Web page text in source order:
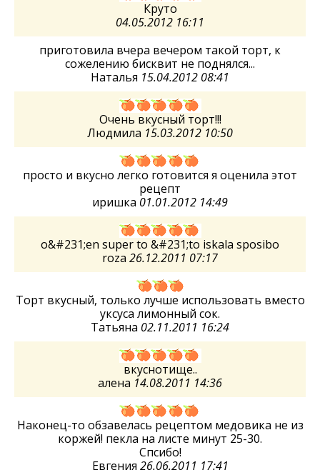
Круто
04.05.2012 16:11
приготовила вчера вечером такой торт, к
сожелению бисквит не поднялся...
Наталья 15.04.2012 08:41
Очень вкусный торт!!!
Людмила 15.03.2012 10:50
просто и вкусно легко готовится я оценила этот
рецепт
иришка 01.01.2012 14:49
o&#231;en super to &#231;to iskala sposibo
roza 26.12.2011 07:17
Торт вкусный, только лучше использовать вместо
уксуса лимонный сок.
Татьяна 02.11.2011 16:24
вкуснотище..
алена 14.08.2011 14:36
Наконец-то обзавелась рецептом медовика не из
коржей! пекла на листе минут 25-30.
Спсибо!
Евгения 26.06.2011 17:41